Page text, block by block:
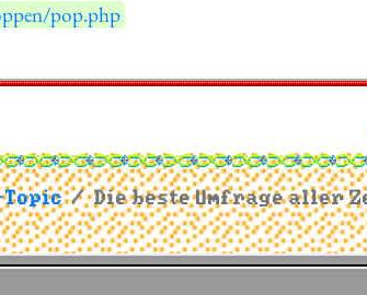
pop.php
Die beste Umfrage aller